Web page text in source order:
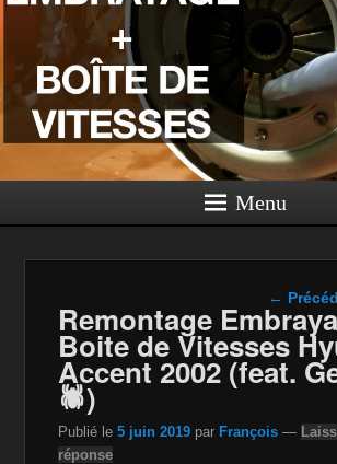
Menu
←
Remontage
Boite de Vitesses
Accent 2002 (feat.
🕷)
Publié le5 juin 2019 par François —
réponse